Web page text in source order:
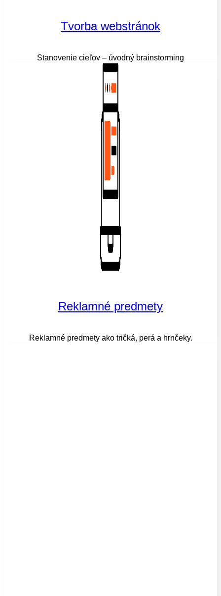
Tvorba webstránok
Stanovenie cieľov – úvodný brainstorming
Reklamné predmety
Reklamné predmety ako tričká, perá a hrnčeky.